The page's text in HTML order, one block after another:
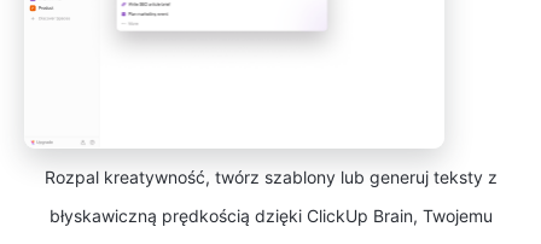
Rozpal kreatywność, twórz szablony lub generuj teksty z
błyskawiczną prędkością dzięki ClickUp Brain, Twojemu